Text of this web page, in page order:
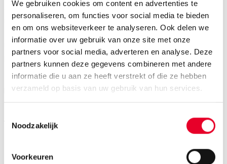
We gebruiken cookies om content en advertenties te
personaliseren, om functies voor social media te bieden
en om ons websiteverkeer te analyseren. Ook delen we
informatie over uw gebruik van onze site met onze
partners voor social media, adverteren en analyse. Deze
partners kunnen deze gegevens combineren met andere
informatie die u aan ze heeft verstrekt of die ze hebben
verzameld op basis van uw gebruik van hun services.
Noodzakelijk
Voorkeuren
gebied van ‘Configuration Update Mangement’, een
ideaal SCADA product voor de gehele organisatie.
• Centrale licentieverlening – Vereenvoudigde
implementatie en licentiebeheer voor beide SCADA-
producten.
-> Lees meer informatie over Proficy SCADA op de
productpagina.